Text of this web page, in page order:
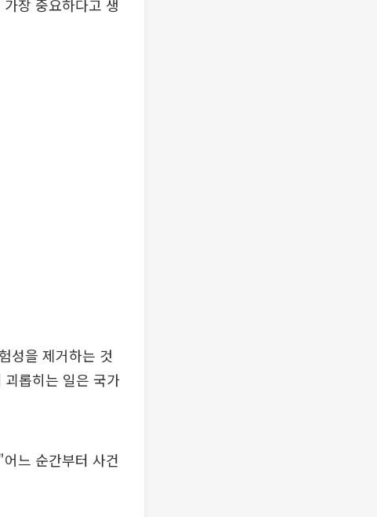
장 중요하다고 생
성을 제거하는 것
롭히는 일은 국가
느 순간부터 사건